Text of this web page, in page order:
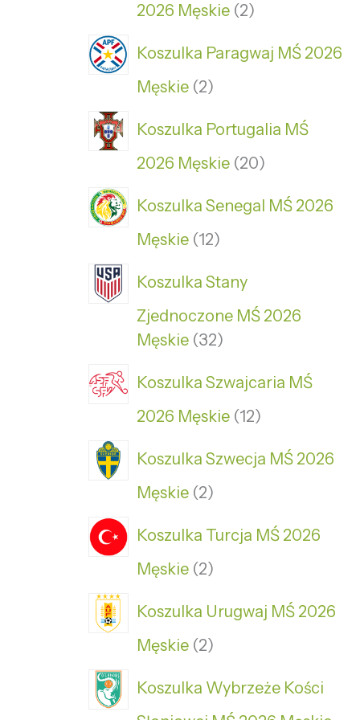
2026 Męskie 2
Koszulka Paragwaj MŚ 2026
Męskie 2
Koszulka Portugalia MŚ
2026 Męskie 20
Koszulka Senegal MŚ 2026
Męskie 12
Koszulka Stany
Zjednoczone MŚ 2026
Męskie 32
Koszulka Szwajcaria MŚ
2026 Męskie 12
Koszulka Szwecja MŚ 2026
Męskie 2
Koszulka Turcja MŚ 2026
Męskie 2
Koszulka Urugwaj MŚ 2026
Męskie 2
Koszulka Wybrzeże Kości